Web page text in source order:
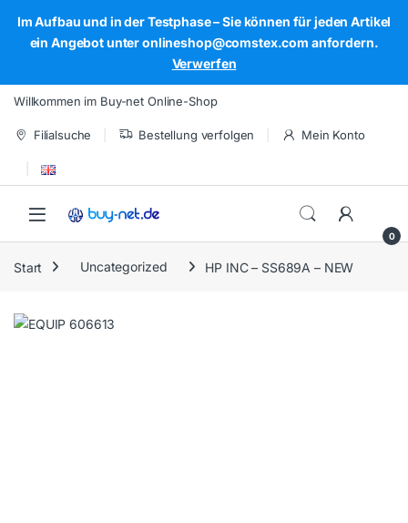
Im Aufbau und in der Testphase – Sie können für jeden Artikel
ein Angebot unter onlineshop@comstex.com anfordern.
Verwerfen
Skip to navigation
Skip to content
Willkommen im Buy-net Online-Shop
Filialsuche Bestellung verfolgen Mein Konto
Open
0
Start Uncategorized HP INC – SS689A – NEW